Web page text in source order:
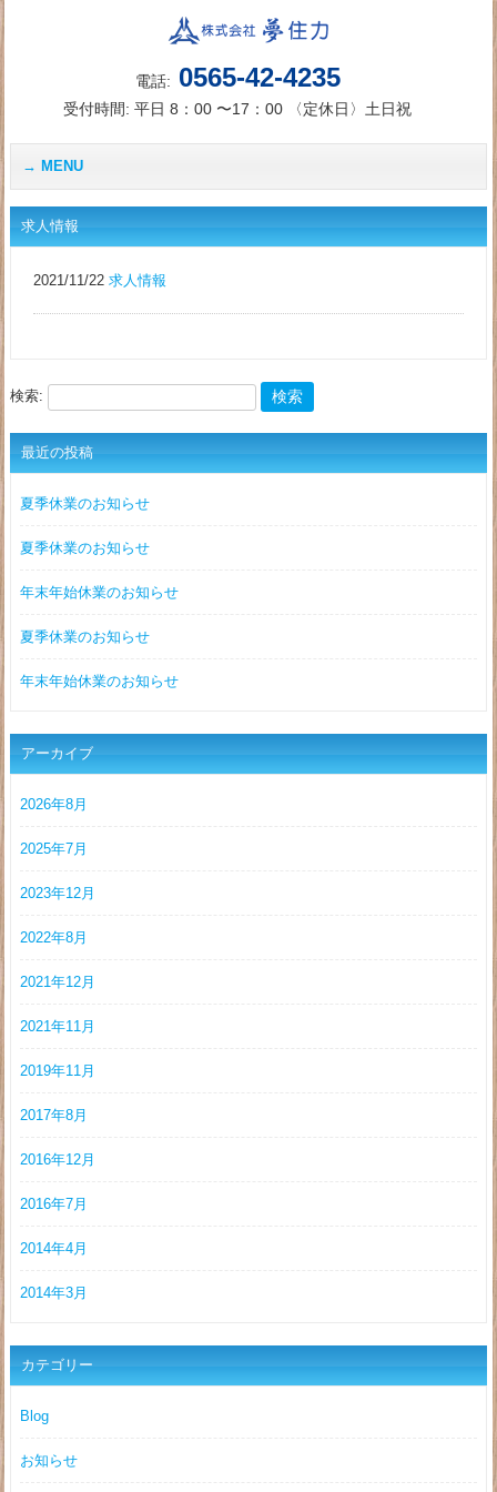
電話: 0565-42-4235
受付時間: 平日 8：00 〜17：00 〈定休日〉土日祝
MENU
求人情報
2021/11/22 求人情報
検索:
最近の投稿
夏季休業のお知らせ
夏季休業のお知らせ
年末年始休業のお知らせ
夏季休業のお知らせ
年末年始休業のお知らせ
アーカイブ
2026年8月
2025年7月
2023年12月
2022年8月
2021年12月
2021年11月
2019年11月
2017年8月
2016年12月
2016年7月
2014年4月
2014年3月
カテゴリー
Blog
お知らせ